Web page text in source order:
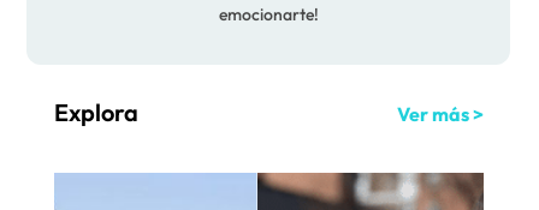
emocionarte!
Explora Ver más >